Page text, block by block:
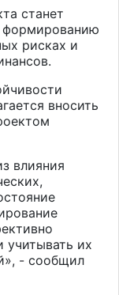
станет
формированию
рисках и
вносить
влияния
их
- сообщил